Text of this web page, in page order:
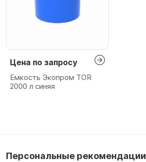
Цена по запросу
Емкость Экопром TOR
2000 л синяя
Персональные рекомендации